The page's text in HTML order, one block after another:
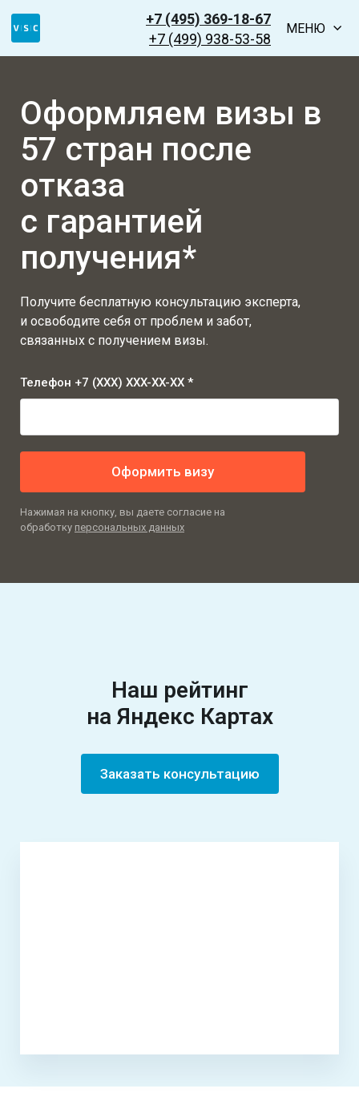
+7 (495) 369-18-67
+7 (499) 938-53-58
МЕНЮ
Оформляем визы в
57 cтран после
отказа
с гарантией
получения*
Получите бесплатную консультацию эксперта,
и освободите себя от проблем и забот,
связанных с получением визы.
Телефон +7 (XXX) XXX-XX-XX *
Оформить визу
Нажимая на кнопку, вы даете согласие на
обработку персональных данных
Наш рейтинг
на Яндекс Картах
Заказать консультацию